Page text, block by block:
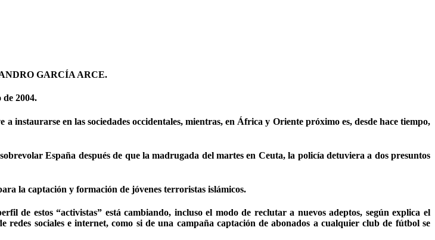
GARCÍA ARCE.
de 2004.
a instaurarse en las sociedades occidentales, mientras, en África y Oriente próximo es, desde hace tiempo,
España después de que la madrugada del martes en Ceuta, la policía detuviera a dos presuntos
la captación y formación de jóvenes terroristas islámicos.
de estos “activistas” está cambiando, incluso el modo de reclutar a nuevos adeptos, según explica el
sociales e internet, como si de una campaña captación de abonados a cualquier club de fútbol se